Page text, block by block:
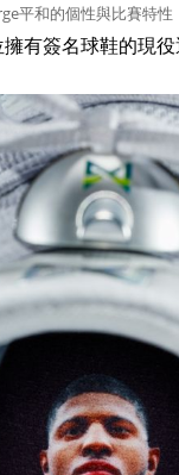
平和的個性與比賽特性
有簽名球鞋的現